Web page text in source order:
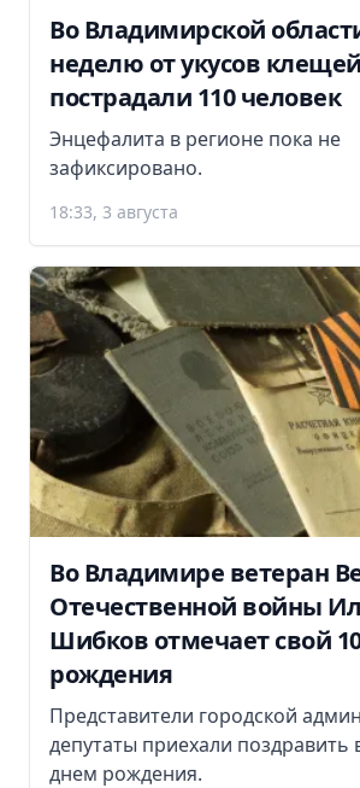
Во Владимирской
неделю от укусов клещей
пострадали 110 человек
Энцефалита в регионе пока не
зафиксировано.
18:33, 3 августа
Во Владимире ветеран
Отечественной войны
Шибков отмечает свой
рождения
Представители городской
депутаты приехали поздравить
днем рождения.